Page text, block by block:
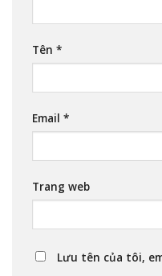
Tên *
Email *
Trang web
Lưu tên của tôi,